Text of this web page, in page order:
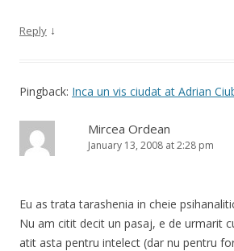
Reply ↓
Pingback: Inca un vis ciudat at Adrian
Mircea Ordean
January 13, 2008 at 2:28 pm
Eu as trata tarashenia in cheie
Nu am citit decit un pasaj, e de urmarit
atit asta pentru intelect (dar nu pentru